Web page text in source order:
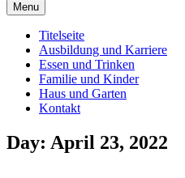
Menu
Titelseite
Ausbildung und Karriere
Essen und Trinken
Familie und Kinder
Haus und Garten
Kontakt
Day: April 23, 2022